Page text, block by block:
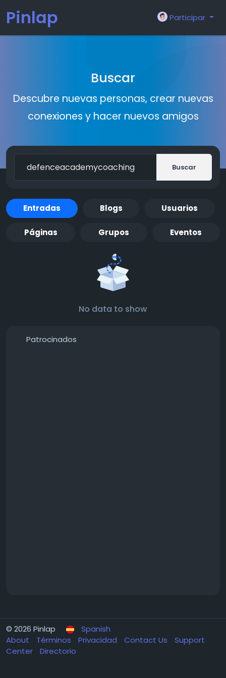
Pinlap Participar
Buscar
Descubre nuevas personas, crear nuevas
conexiones y hacer nuevos amigos
Buscar
Entradas Blogs Usuarios
Páginas Grupos Eventos
No data to show
Patrocinados
© 2026 Pinlap
Spanish
About
Términos Privacidad Contact Us
Support
Center
Directorio